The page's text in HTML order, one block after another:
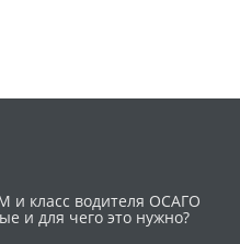
и класс водителя ОСАГО
и для чего это нужно?